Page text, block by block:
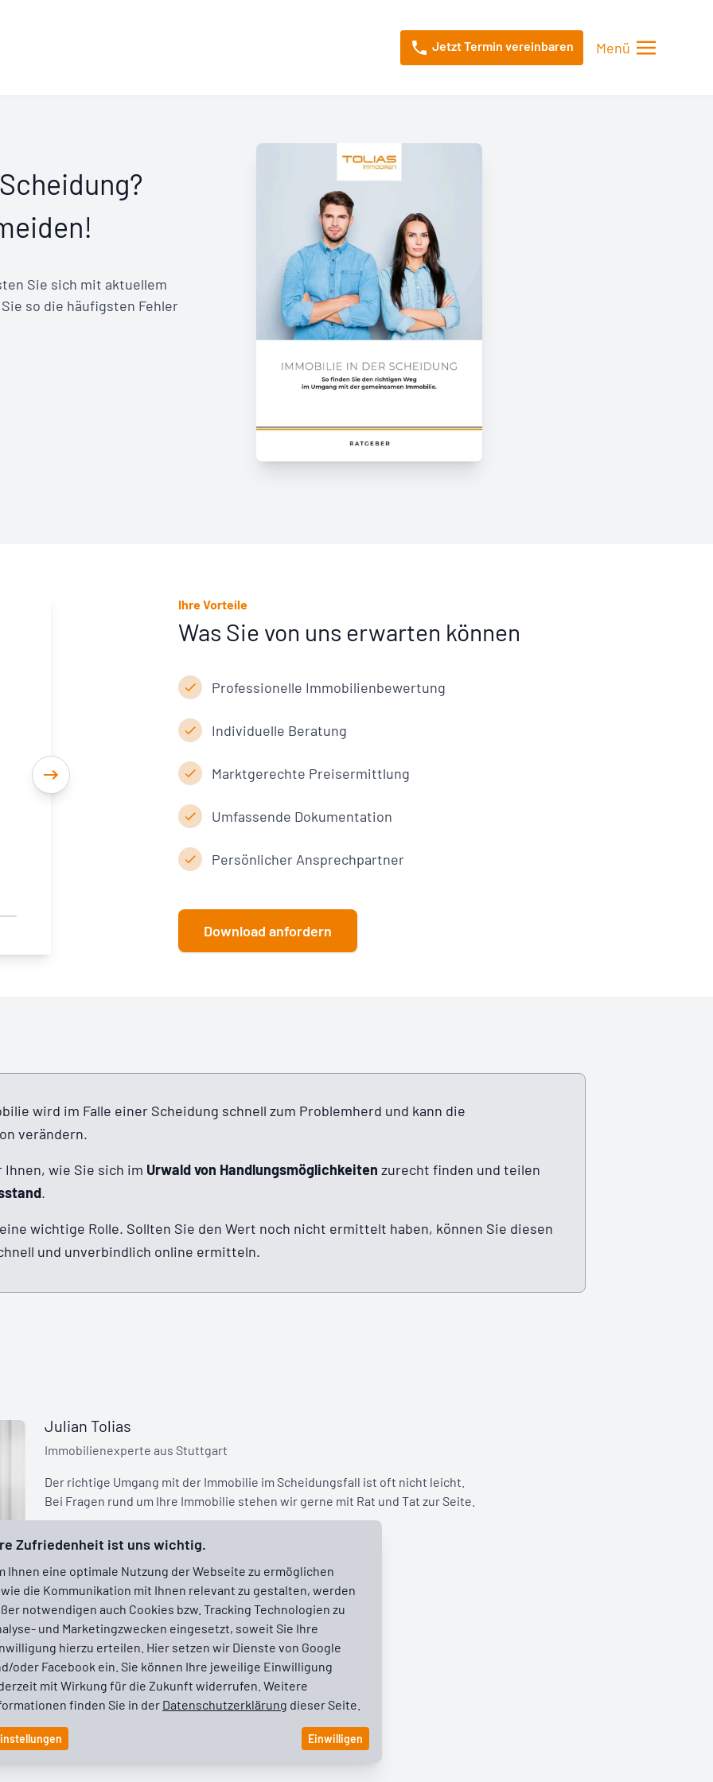
Jetzt Termin vereinbaren
Menü öffnen
Menü
Sie sich mit aktuellem
so die häufigsten Fehler
Ihre Vorteile
Was Sie von uns erwarten können
Professionelle Immobilienbewertung
Individuelle Beratung
Marktgerechte Preisermittlung
Umfassende Dokumentation
Persönlicher Ansprechpartner
Download anfordern
wird im Falle einer Scheidung schnell zum Problemherd und kann die
verändern.
wie Sie sich im Urwald von Handlungsmöglichkeiten zurecht finden und teilen
.
wichtige Rolle. Sollten Sie den Wert noch nicht ermittelt haben, können Sie diesen
und unverbindlich online ermitteln.
Julian Tolias
Immobilienexperte aus Stuttgart
Der richtige Umgang mit der Immobilie im Scheidungsfall ist oft nicht leicht.
Bei Fragen rund um Ihre Immobilie stehen wir gerne mit Rat und Tat zur Seite.
julian.tolias@tolias-immobilien.de
0711 88200780
Wilhelmsplatz 7
70182 Stuttgart
Visitenkarte herunterladen
Zufriedenheit ist uns wichtig.
Ihnen eine optimale Nutzung der Webseite zu ermöglichen
die Kommunikation mit Ihnen relevant zu gestalten, werden
notwendigen auch Cookies bzw. Tracking Technologien zu
und Marketingzwecken eingesetzt, soweit Sie Ihre
hierzu erteilen. Hier setzen wir Dienste von Google
oder Facebook ein. Sie können Ihre jeweilige Einwilligung
mit Wirkung für die Zukunft widerrufen. Weitere
finden Sie in der Datenschutzerklärung dieser Seite.
Einwilligen